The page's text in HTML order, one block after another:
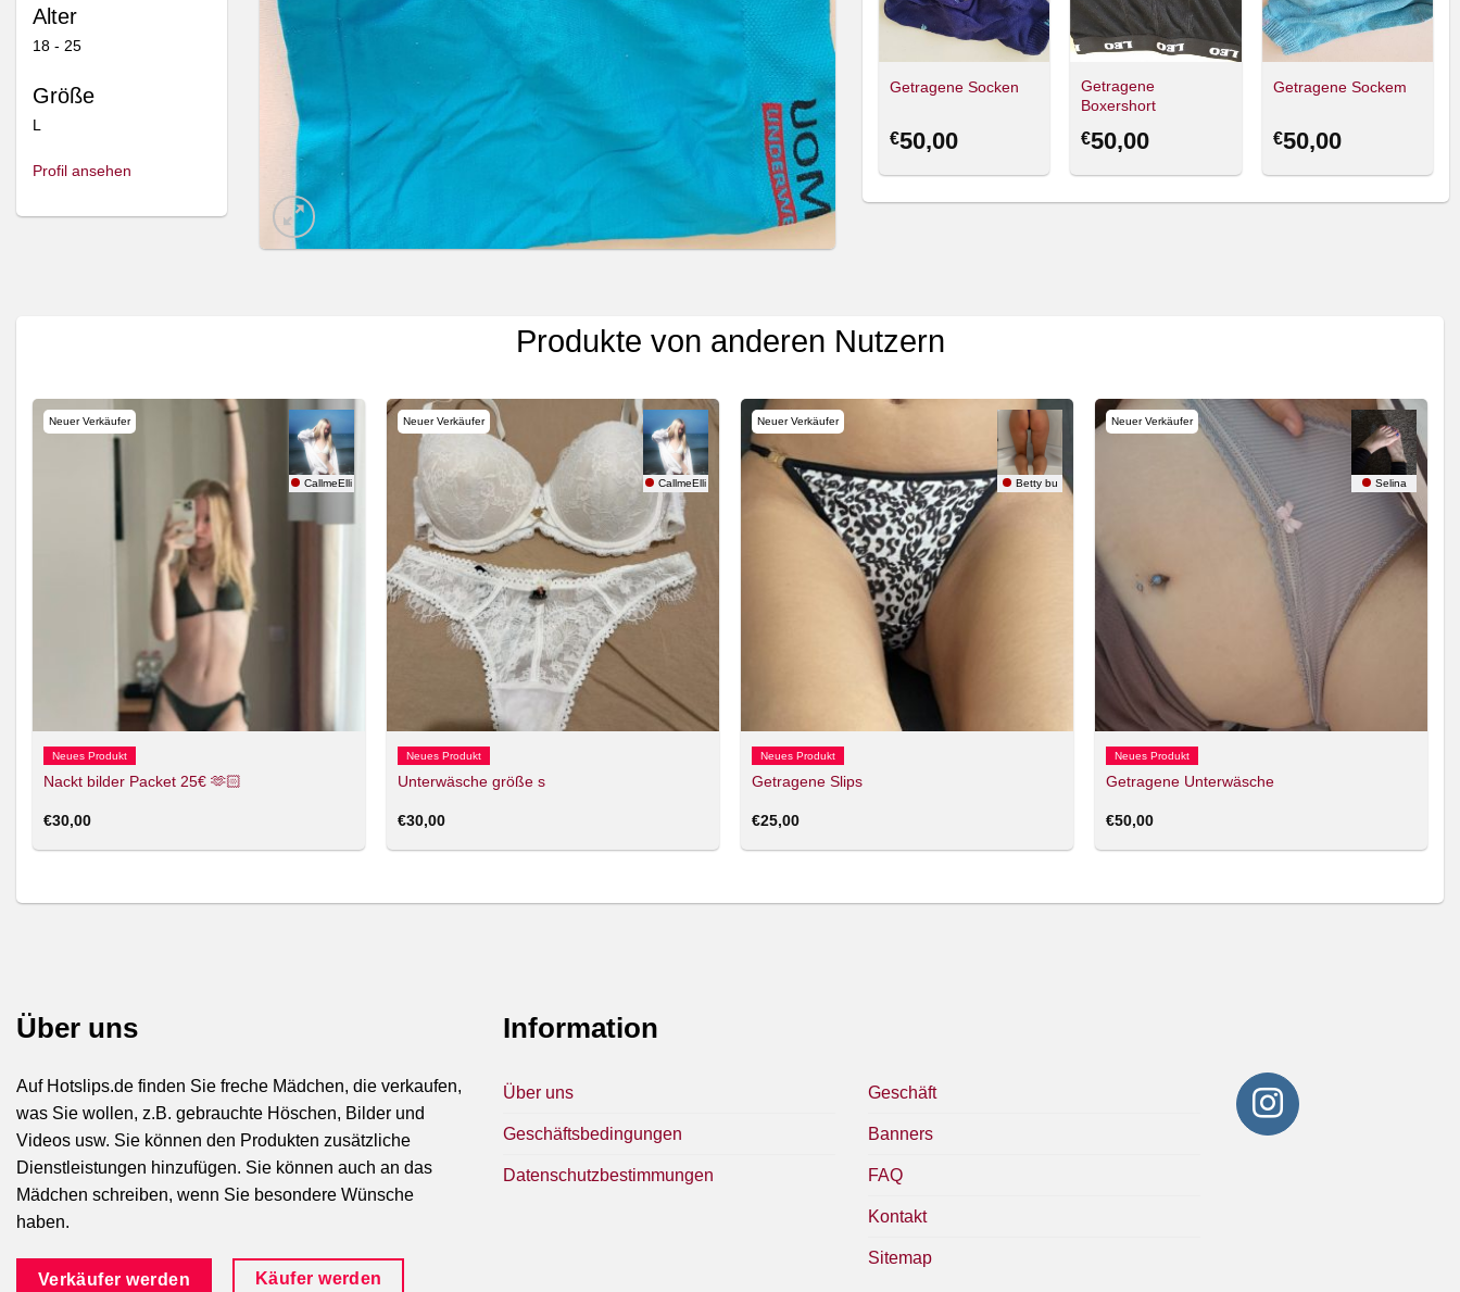
Alter
18 - 25
Größe
L
Profil ansehen
Getragene Socken
€50,00
Getragene
Boxershort
€50,00
Getragene Sockem
€50,00
Produkte von anderen Nutzern
Neuer Verkäufer
CallmeElli
Neues Produkt
Nackt bilder Packet 25€ 🫶🏻
€30,00
Neuer Verkäufer
CallmeElli
Neues Produkt
Unterwäsche größe s
€30,00
Neuer Verkäufer
Betty bu
Neues Produkt
Getragene Slips
€25,00
Neuer Verkäufer
Selina
Neues Produkt
Getragene Unterwäsche
€50,00
Über uns
Auf Hotslips.de finden Sie freche Mädchen, die verkaufen,
was Sie wollen, z.B. gebrauchte Höschen, Bilder und
Videos usw. Sie können den Produkten zusätzliche
Dienstleistungen hinzufügen. Sie können auch an das
Mädchen schreiben, wenn Sie besondere Wünsche
haben.
Verkäufer werden Käufer werden
Information
Über uns
Geschäftsbedingungen
Datenschutzbestimmungen
Geschäft
Banners
FAQ
Kontakt
Sitemap